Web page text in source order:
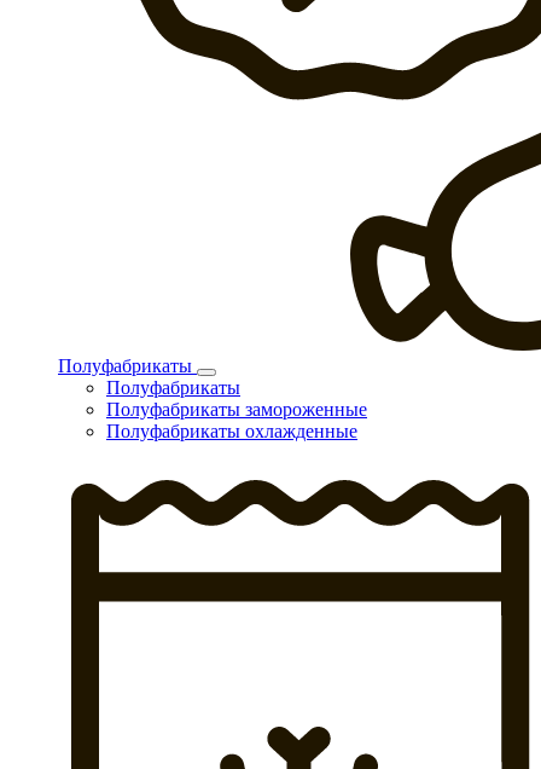
Полуфабрикаты
Полуфабрикаты
Полуфабрикаты замороженные
Полуфабрикаты охлажденные